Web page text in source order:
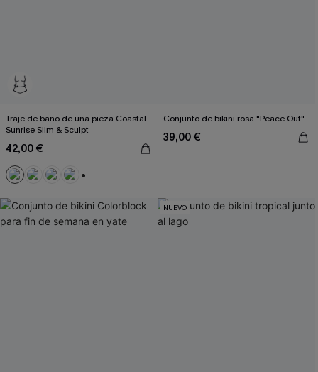
Traje de baño de una pieza Coastal
Sunrise Slim & Sculpt
42,00 €
Conjunto de bikini rosa "Peace Out"
39,00 €
NUEVO